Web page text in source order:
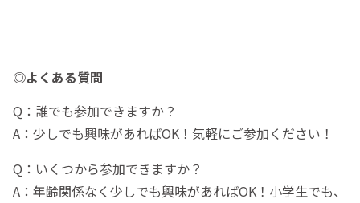
◎よくある質問
Q：誰でも参加できますか？
A：少しでも興味があればOK！気軽にご参加ください！
Q：いくつから参加できますか？
A：年齢関係なく少しでも興味があればOK！小学生でも、